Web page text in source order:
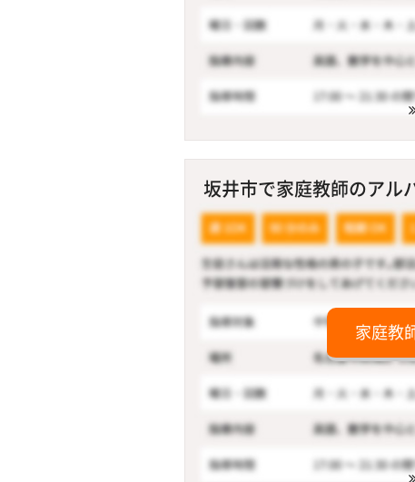
坂井市で家庭教師のアル
家庭教